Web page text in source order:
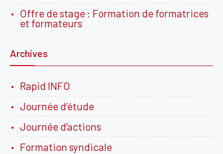
Offre de stage : Formation de formatrices
et formateurs
Archives
Rapid INFO
Journée d’étude
Journée d’actions
Formation syndicale